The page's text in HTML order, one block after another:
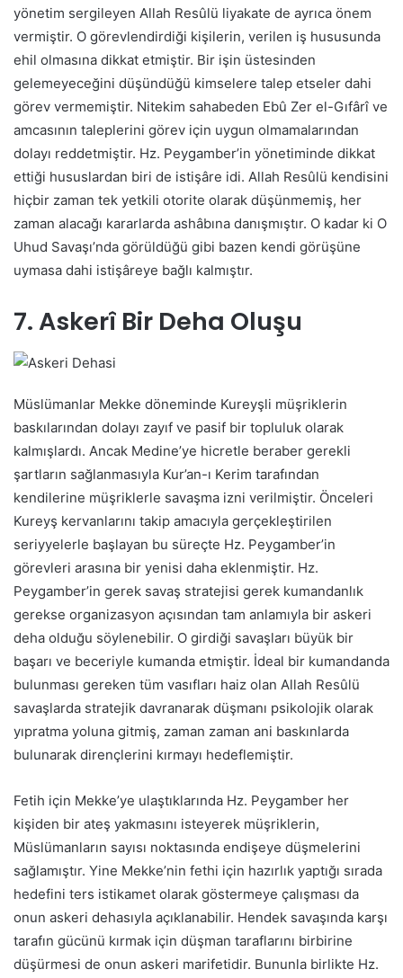
yönetim sergileyen Allah Resûlü liyakate de ayrıca önem
vermiştir. O görevlendirdiği kişilerin, verilen iş hususunda
ehil olmasına dikkat etmiştir. Bir işin üstesinden
gelemeyeceğini düşündüğü kimselere talep etseler dahi
görev vermemiştir. Nitekim sahabeden Ebû Zer el-Gıfârî ve
amcasının taleplerini görev için uygun olmamalarından
dolayı reddetmiştir. Hz. Peygamber’in yönetiminde dikkat
ettiği hususlardan biri de istişâre idi. Allah Resûlü kendisini
hiçbir zaman tek yetkili otorite olarak düşünmemiş, her
zaman alacağı kararlarda ashâbına danışmıştır. O kadar ki O
Uhud Savaşı’nda görüldüğü gibi bazen kendi görüşüne
uymasa dahi istişâreye bağlı kalmıştır.
7. Askerî Bir Deha Oluşu
Müslümanlar Mekke döneminde Kureyşli müşriklerin
baskılarından dolayı zayıf ve pasif bir topluluk olarak
kalmışlardı. Ancak Medine’ye hicretle beraber gerekli
şartların sağlanmasıyla Kur’an-ı Kerim tarafından
kendilerine müşriklerle savaşma izni verilmiştir. Önceleri
Kureyş kervanlarını takip amacıyla gerçekleştirilen
seriyyelerle başlayan bu süreçte Hz. Peygamber’in
görevleri arasına bir yenisi daha eklenmiştir. Hz.
Peygamber’in gerek savaş stratejisi gerek kumandanlık
gerekse organizasyon açısından tam anlamıyla bir askeri
deha olduğu söylenebilir. O girdiği savaşları büyük bir
başarı ve beceriyle kumanda etmiştir. İdeal bir kumandanda
bulunması gereken tüm vasıfları haiz olan Allah Resûlü
savaşlarda stratejik davranarak düşmanı psikolojik olarak
yıpratma yoluna gitmiş, zaman zaman ani baskınlarda
bulunarak dirençlerini kırmayı hedeflemiştir.
Fetih için Mekke’ye ulaştıklarında Hz. Peygamber her
kişiden bir ateş yakmasını isteyerek müşriklerin,
Müslümanların sayısı noktasında endişeye düşmelerini
sağlamıştır. Yine Mekke’nin fethi için hazırlık yaptığı sırada
hedefini ters istikamet olarak göstermeye çalışması da
onun askeri dehasıyla açıklanabilir. Hendek savaşında karşı
tarafın gücünü kırmak için düşman taraflarını birbirine
düşürmesi de onun askeri marifetidir. Bununla birlikte Hz.